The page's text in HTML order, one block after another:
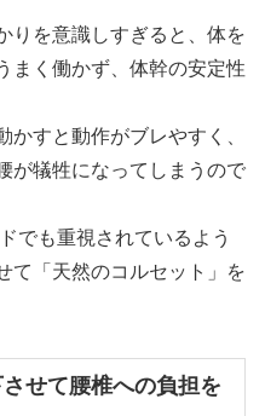
りを意識しすぎると、体を
まく働かず、体幹の安定性
すと動作がブレやすく、
が犠牲になってしまうので
でも重視されているよう
て「天然のコルセット」を
せて腰椎への負担を